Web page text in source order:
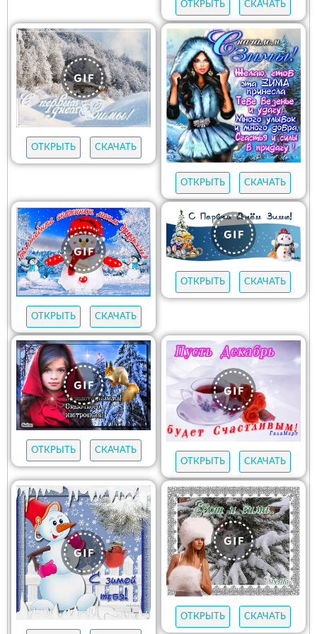
ОТКРЫТЬ СКАЧАТЬ
ОТКРЫТЬ СКАЧАТЬ
ОТКРЫТЬ СКАЧАТЬ
ОТКРЫТЬ СКАЧАТЬ
ОТКРЫТЬ СКАЧАТЬ
ОТКРЫТЬ
СКАЧАТЬ
ОТКРЫТЬ
СКАЧАТЬ
ОТКРЫТЬ СКАЧАТЬ